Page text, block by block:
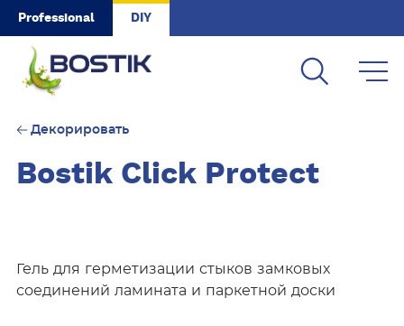
Skip to main content
Professional DIY
Декорировать
Bostik Click Protect
Гель для герметизации стыков замковых
соединений ламината и паркетной доски